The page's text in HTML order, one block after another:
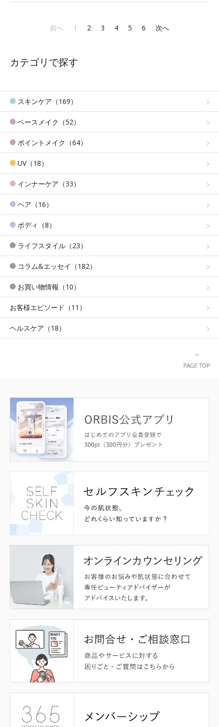
前へ 1 2 3 4 5 6 次へ
カテゴリで探す
スキンケア（169）
ベースメイク（52）
ポイントメイク（64）
UV（18）
インナーケア（33）
ヘア（16）
ボディ（8）
ライフスタイル（23）
コラム&エッセイ（182）
お買い物情報（10）
お客様エピソード（11）
ヘルスケア（18）